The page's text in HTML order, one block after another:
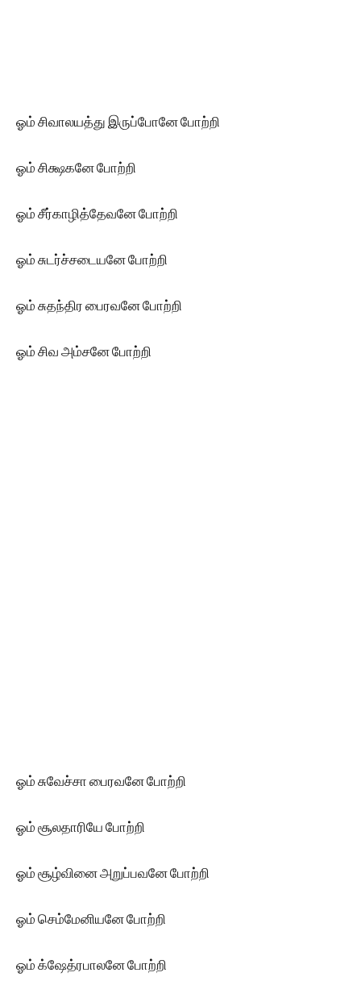
ஓம் சிவாலயத்து இருப்போனே போற்றி
ஓம் சிக்ஷகனே போற்றி
ஓம் சீர்காழித்தேவனே போற்றி
ஓம் சுடர்ச்சடையனே போற்றி
ஓம் சுதந்திர பைரவனே போற்றி
ஓம் சிவ அம்சனே போற்றி
ஓம் சுவேச்சா பைரவனே போற்றி
ஓம் சூலதாரியே போற்றி
ஓம் சூழ்வினை அறுப்பவனே போற்றி
ஓம் செம்மேனியனே போற்றி
ஓம் க்ஷேத்ரபாலனே போற்றி